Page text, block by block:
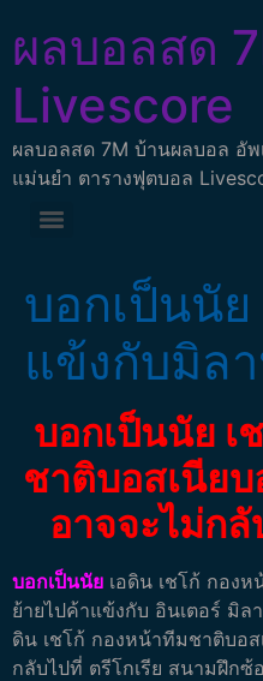
ผลบอลสด
Livescore
ผลบอลสด 7M บ้านผลบอล อั
แม่นยำ ตารางฟุตบอล
บอกเป็นนัย
แข้งกับมิล
บอกเป็นนัย เ
ชาติบอสเนียบ
อาจจะไม่กลั
บอกเป็นนัย เอดิน เชโก้ กองห
ย้ายไปค้าแข้งกับ อินเตอร์ มิล
ดิน เชโก้ กองหน้าทีมชาติบอส
กลับไปที่ ตรีโกเรีย สนามฝึก